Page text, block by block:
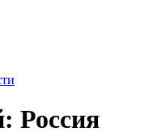
Россия